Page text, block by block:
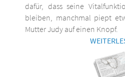
dafür, dass seine
bleiben, manchmal piept
Mutter Judy auf einen Knopf.